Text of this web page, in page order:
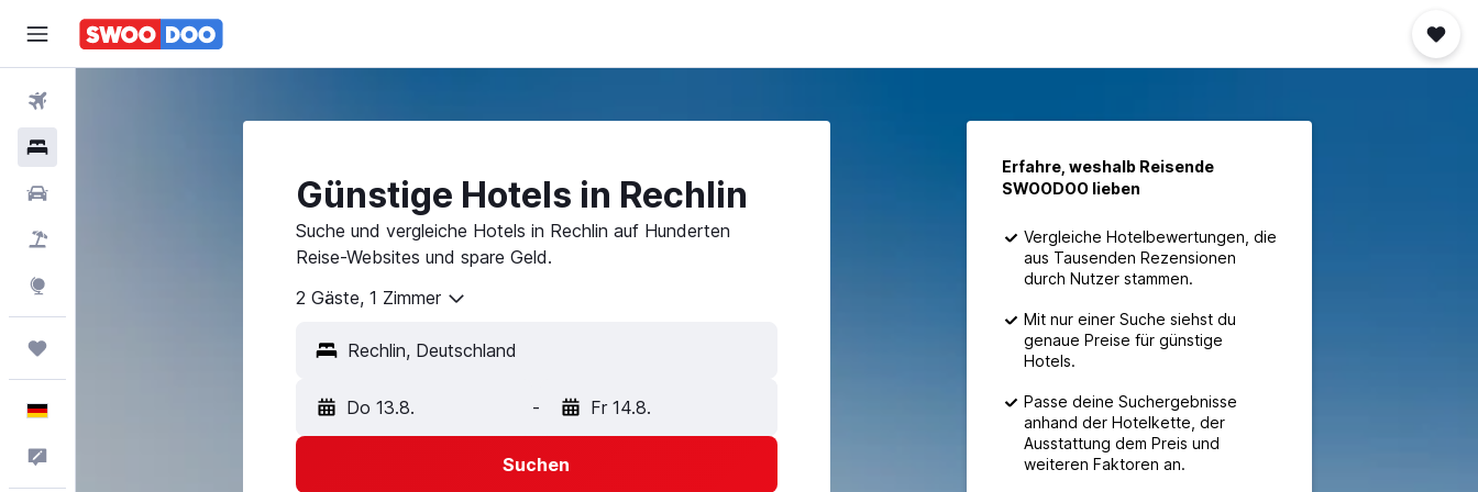
Günstige Hotels in Rechlin
Suche und vergleiche Hotels in Rechlin auf Hunderten
Reise-Websites und spare Geld.
2 Gäste, 1 Zimmer
Do 13.8. - Fr 14.8.
Suchen
Erfahre, weshalb Reisende
SWOODOO lieben
Vergleiche Hotelbewertungen, die
aus Tausenden Rezensionen
durch Nutzer stammen.
Mit nur einer Suche siehst du
genaue Preise für günstige
Hotels.
Passe deine Suchergebnisse
anhand der Hotelkette, der
Ausstattung dem Preis und
weiteren Faktoren an.